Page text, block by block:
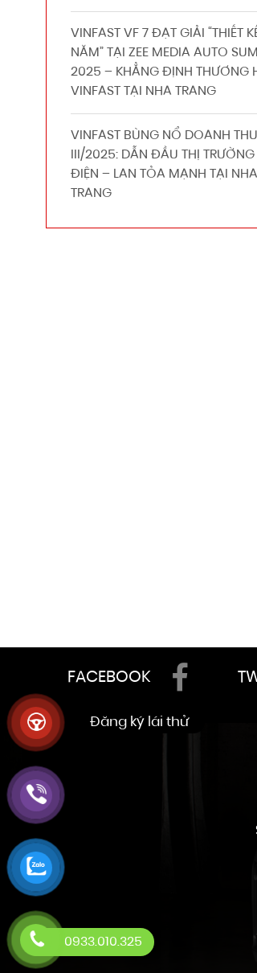
VINFAST VF 7 ĐẠT GIẢI “THIẾT
NĂM” TẠI ZEE MEDIA AUTO
2025 – KHẲNG ĐỊNH THƯƠNG
VINFAST TẠI NHA TRANG
VINFAST BÙNG NỔ DOANH
III/2025: DẪN ĐẦU THỊ TRƯỜNG
ĐIỆN – LAN TỎA MẠNH TẠI NHA
TRANG
FACEBOOK
0933.010.325